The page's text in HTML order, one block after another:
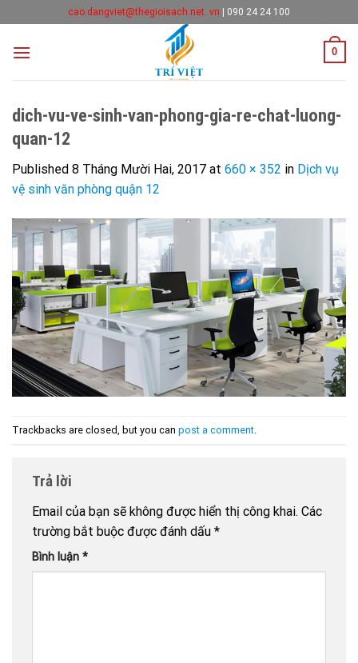
to
content
cao.dangviet@thegioisach.net. vn | 090 24 24 100
0
dich-vu-ve-sinh-van-phong-gia-re-chat-luong-
quan-12
Published 8 Tháng Mười Hai, 2017 at 660 × 352 in Dịch vụ
vệ sinh văn phòng quận 12
Trackbacks are closed, but you can post a comment
Trả lời
Email của bạn sẽ không được hiển thị công khai. Các
trường bắt buộc được đánh dấu *
Bình luận *